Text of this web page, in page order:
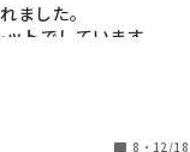
ました。
トでしています。
どう思いますか？
8 ・ 12/18